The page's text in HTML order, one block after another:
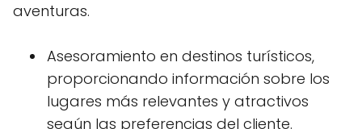
aventuras.
Asesoramiento en destinos turísticos,
proporcionando información sobre los
lugares más relevantes y atractivos
según las preferencias del cliente.